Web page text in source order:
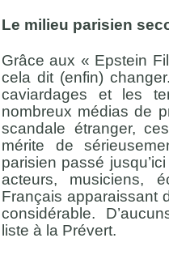
Le milieu parisien
Grâce aux « Epstein
cela dit (enfin)
caviardages et les
nombreux médias de
scandale étranger,
mérite de
parisien passé
acteurs, musiciens,
Français apparaissant
considérable.
liste à la Prévert.